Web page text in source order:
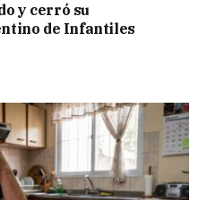
y cerró su
de Infantiles